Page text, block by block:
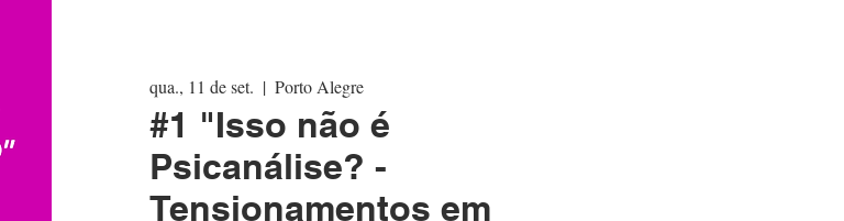
qua., 11 de set.
  |
Porto Alegre
#1 "Isso não é
Psicanálise? -
Tensionamentos em